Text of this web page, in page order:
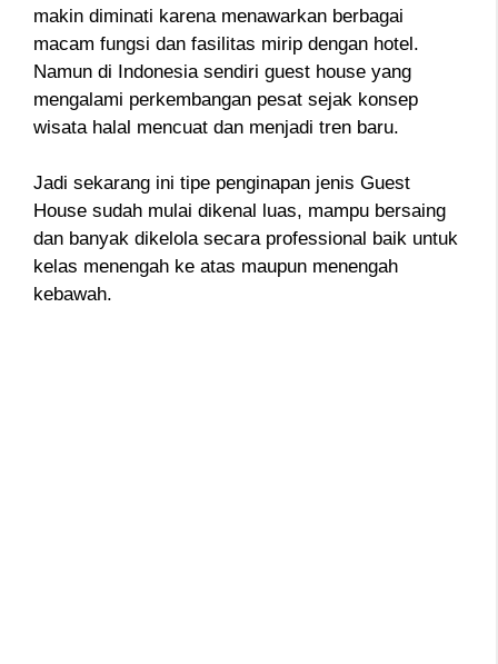
makin diminati karena menawarkan berbagai
macam fungsi dan fasilitas mirip dengan hotel.
Namun di Indonesia sendiri guest house yang
mengalami perkembangan pesat sejak konsep
wisata halal mencuat dan menjadi tren baru.
Jadi sekarang ini tipe penginapan jenis Guest
House sudah mulai dikenal luas, mampu bersaing
dan banyak dikelola secara professional baik untuk
kelas menengah ke atas maupun menengah
kebawah.